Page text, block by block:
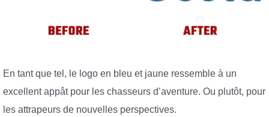
En tant que tel, le logo en bleu et jaune ressemble à un
excellent appât pour les chasseurs d’aventure. Ou plutôt, pour
les attrapeurs de nouvelles perspectives.